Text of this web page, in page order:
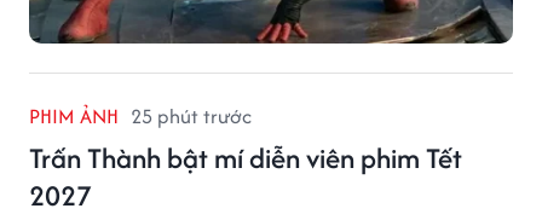
PHIM ẢNH 25 phút trước
Trấn Thành bật mí diễn viên phim Tết
2027